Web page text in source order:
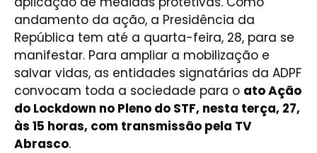
andamento da ação, a Presidência da
República tem até a quarta-feira, 28, para se
manifestar. Para ampliar a mobilização e
salvar vidas, as entidades signatárias da ADPF
convocam toda a sociedade para o ato Ação
do Lockdown no Pleno do STF, nesta terça, 27,
às 15 horas, com transmissão pela TV
Abrasco.